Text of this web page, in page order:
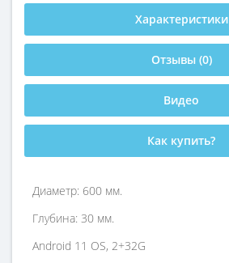
Характеристики
Отзывы (0)
Видео
Как купить?
Диаметр: 600 мм.
Глубина: 30 мм.
Android 11 OS, 2+32G